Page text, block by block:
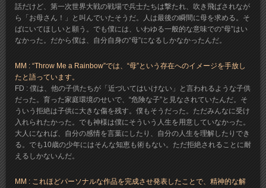
話だけど、第一次世界大戦の戦場で兵士たちは撃たれ、吹き飛ばされなが
ら「お母さん！」と叫んでいたそうだ。人は最後の瞬間に母を求める。そ
ばにいてほしいと願う。でも僕には、いわゆる一般的な意味での“母”はい
なかった。だから僕は、自分自身の“母”になるしかなかったんだ。
MM : “Throw Me a Rainbow”では、“母”という存在へのイメージを手放し
たと語っています。
FD : 僕は、他の子供たちが「近づいてはいけない」と言われるような子供
だった。育った家庭環境のせいで、“危険な子”と見なされていたんだ。そ
ういう拒絶は子供に大きな傷を残す。僕もそうだった。ただみんなに受け
入れられたかった。でも神様は僕にそういう人生を用意していなかった。
大人になれば、自分の感情を言葉にしたり、自分の人生を理解したりでき
る。でも10歳の少年にはそんな知恵も術もない。ただ拒絶されることに耐
えるしかないんだ。
MM : これほどパーソナルな作品を完成させ発表したことで、精神的な解